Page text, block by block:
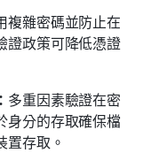
複雜密碼並防止在
證政策可降低憑證
多重因素驗證在密
身分的存取確保檔
置存取。